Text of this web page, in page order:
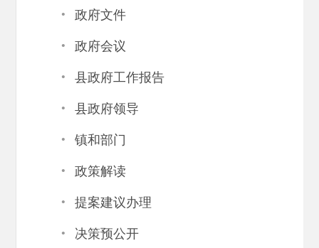
· 政府文件
· 政府会议
· 县政府工作报告
· 县政府领导
· 镇和部门
· 政策解读
· 提案建议办理
· 决策预公开